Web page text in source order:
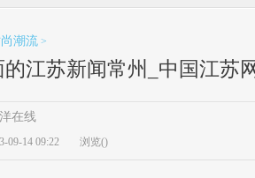
潮流 >
江苏新闻常州_中国江苏
在线
09-14 09:22 浏览()